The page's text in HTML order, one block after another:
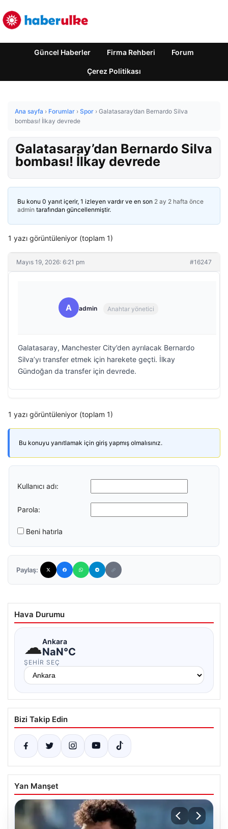
Güncel Haberler Firma Rehberi Forum
Çerez Politikası
Ana sayfa › Forumlar › Spor › Galatasaray’dan Bernardo Silva
bombası! İlkay devrede
Galatasaray’dan Bernardo Silva
bombası! İlkay devrede
Bu konu 0 yanıt içerir, 1 izleyen vardır ve en son 2 ay 2 hafta önce
admin tarafından güncellenmiştir.
1 yazı görüntüleniyor (toplam 1)
Mayıs 19, 2026: 6:21 pm #16247
A admin Anahtar yönetici
Galatasaray, Manchester City’den ayrılacak Bernardo
Silva’yı transfer etmek için harekete geçti. İlkay
Gündoğan da transfer için devrede.
1 yazı görüntüleniyor (toplam 1)
Bu konuyu yanıtlamak için giriş yapmış olmalısınız.
Kullanıcı adı:
Parola:
Beni hatırla
Paylaş:
Hava Durumu
☁Ankara
NaN°C
ŞEHIR SEÇ
Bizi Takip Edin
Yan Manşet